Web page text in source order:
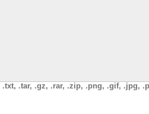
.txt, .tar, .gz, .rar, .zip, .png, .gif, .jpg,